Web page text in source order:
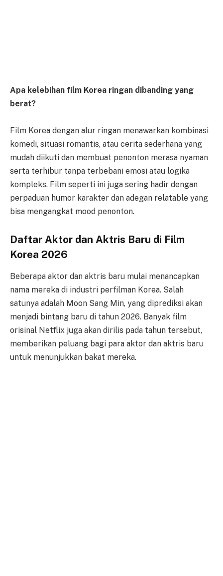
Apa kelebihan film Korea ringan dibanding yang
berat?
Film Korea dengan alur ringan menawarkan kombinasi
komedi, situasi romantis, atau cerita sederhana yang
mudah diikuti dan membuat penonton merasa nyaman
serta terhibur tanpa terbebani emosi atau logika
kompleks. Film seperti ini juga sering hadir dengan
perpaduan humor karakter dan adegan relatable yang
bisa mengangkat mood penonton.
Daftar Aktor dan Aktris Baru di Film
Korea 2026
Beberapa aktor dan aktris baru mulai menancapkan
nama mereka di industri perfilman Korea. Salah
satunya adalah Moon Sang Min, yang diprediksi akan
menjadi bintang baru di tahun 2026. Banyak film
orisinal Netflix juga akan dirilis pada tahun tersebut,
memberikan peluang bagi para aktor dan aktris baru
untuk menunjukkan bakat mereka.